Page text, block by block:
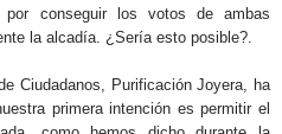
por conseguir los votos de ambas
la alcadía. ¿Sería esto posible?.
Ciudadanos, Purificación Joyera, ha
primera intención es permitir el